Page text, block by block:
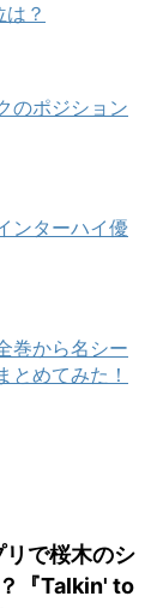
？
のポジション
ンターハイ優
巻から名シー
とめてみた！
で桜木のシ
『Talkin' to